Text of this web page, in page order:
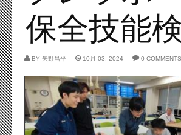
保全技能検
BY 矢野昌平 10月 03, 2024 0 COMMENTS